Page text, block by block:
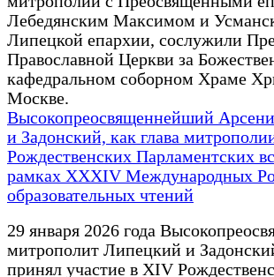
Лебедянским Максимом и
Липецкой епархии, сослужили
Православной Церкви за
кафедральном соборном Храме
Москве.
Высокопреосвященнейший
и Задонский, как глава
Рождественских Парламентских
рамках XXXIV Международных
образовательных чтений
29 января 2026 года
митрополит Липецкий и
принял участие в XIV